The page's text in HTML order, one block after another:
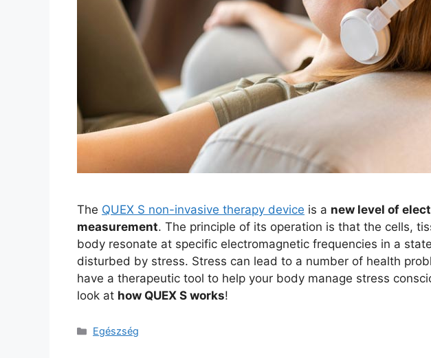
The QUEX S non-invasive therapy device is a new level of
measurement. The principle of its operation is that the cells,
body resonate at specific electromagnetic frequencies in a
disturbed by stress. Stress can lead to a number of health
have a therapeutic tool to help your body manage stress
look at how QUEX S works!
Kategória
Egészség